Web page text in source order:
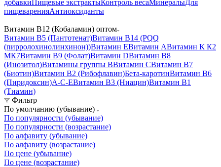
добавкиПищевые экстрактыКонтроль весаМинералыДля
пищеваренияАнтиоксиданты
—
Витамин B12 (Кобаламин) оптом
Витамин B5 (Пантотенат)Витамин B14 (PQQ
(пирролохинолинхинон))Витамин ЕВитамин АВитамин К К2
МК7Витамин B9 (Фолат)Витамин DВитамин B8
(Инозитол)Витамины группы BВитамин СВитамин B7
(Биотин)Витамин B2 (Рибофлавин)Бета-каротинВитамин B6
(Пиридоксин)A-C-EВитамин B3 (Ниацин)Витамин B1
(Тиамин)
Фильтр
По умолчанию (убывание)
По популярности (убывание)
По популярности (возрастание)
По алфавиту (убывание)
По алфавиту (возрастание)
По цене (убывание)
По цене (возрастание)